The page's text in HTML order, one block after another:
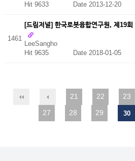
Hit 9633
Date 2013-12-20
1461
[드림저널] 한국로봇융합연구원, 제19
LeeSangho
Hit 9635 Date 2018-01-05
21 22 23
27
28 29 30